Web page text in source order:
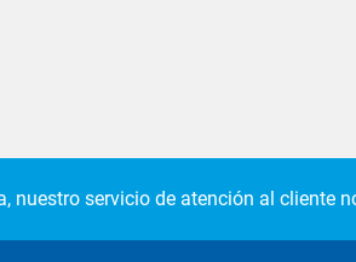
nuestro servicio de atención al cliente